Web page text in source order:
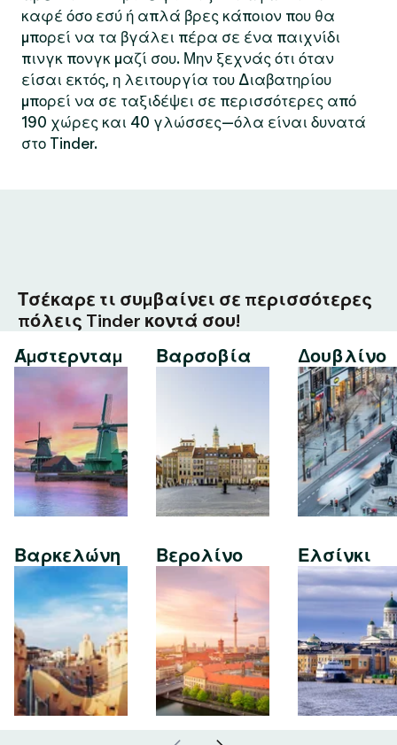
καφέ όσο εσύ ή απλά βρες κάποιον που θα
μπορεί να τα βγάλει πέρα σε ένα παιχνίδι
πινγκ πονγκ μαζί σου. Μην ξεχνάς ότι όταν
είσαι εκτός, η λειτουργία του Διαβατηρίου
μπορεί να σε ταξιδέψει σε περισσότερες από
190 χώρες και 40 γλώσσες—όλα είναι δυνατά
στο Tinder.
Τσέκαρε τι συμβαίνει σε περισσότερες
πόλεις Tinder κοντά σου!
Άμστερνταμ
Βαρκελώνη
Βαρσοβία
Βερολίνο
Δουβλίνο
Ελσίνκι